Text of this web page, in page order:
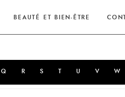
BEAUTÉ ET BIEN-ÊTRE
Q R S T U V W